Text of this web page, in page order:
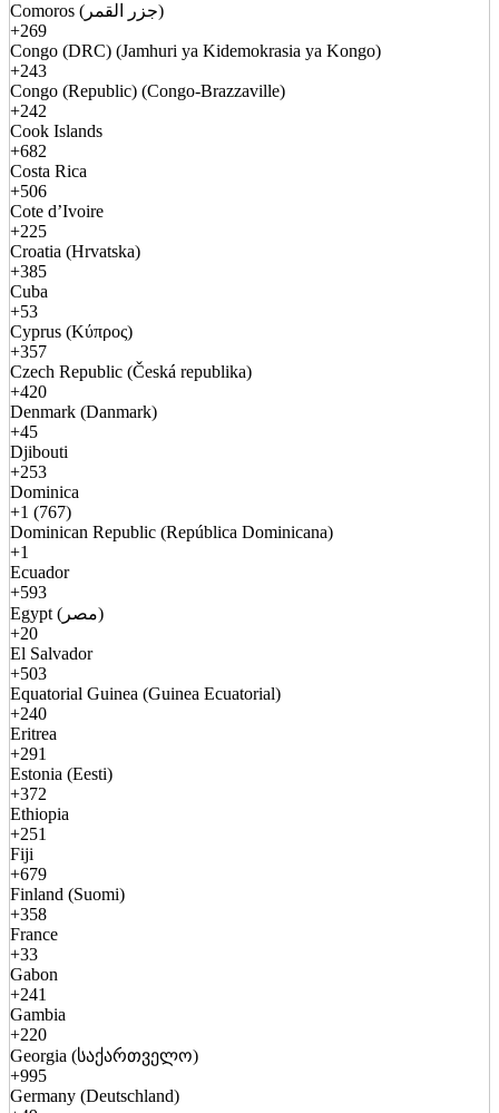
Comoros (جزر القمر)
+269
Congo (DRC) (Jamhuri ya Kidemokrasia ya Kongo)
+243
Congo (Republic) (Congo-Brazzaville)
+242
Cook Islands
+682
Costa Rica
+506
Cote d’Ivoire
+225
Croatia (Hrvatska)
+385
Cuba
+53
Cyprus (Κύπρος)
+357
Czech Republic (Česká republika)
+420
Denmark (Danmark)
+45
Djibouti
+253
Dominica
+1 (767)
Dominican Republic (República Dominicana)
+1
Ecuador
+593
Egypt (مصر)
+20
El Salvador
+503
Equatorial Guinea (Guinea Ecuatorial)
+240
Eritrea
+291
Estonia (Eesti)
+372
Ethiopia
+251
Fiji
+679
Finland (Suomi)
+358
France
+33
Gabon
+241
Gambia
+220
Georgia (საქართველო)
+995
Germany (Deutschland)